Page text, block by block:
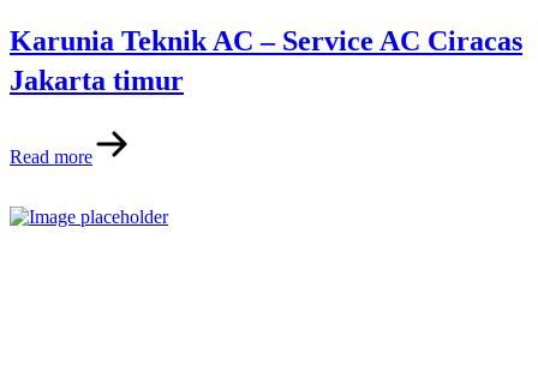
Karunia Teknik AC – Service AC Ciracas
Jakarta timur
Read more